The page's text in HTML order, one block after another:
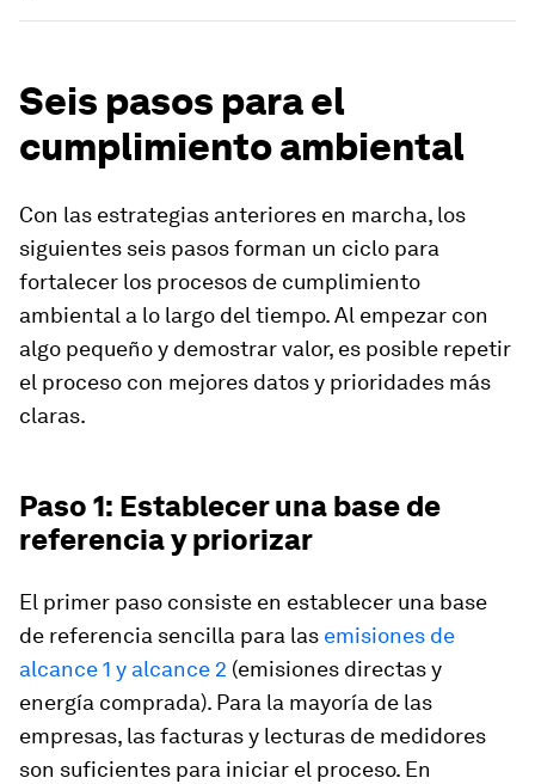
Seis pasos para el
cumplimiento ambiental
Con las estrategias anteriores en marcha, los
siguientes seis pasos forman un ciclo para
fortalecer los procesos de cumplimiento
ambiental a lo largo del tiempo. Al empezar con
algo pequeño y demostrar valor, es posible repetir
el proceso con mejores datos y prioridades más
claras.
Paso 1: Establecer una base de
referencia y priorizar
El primer paso consiste en establecer una base
de referencia sencilla para las emisiones de
alcance 1 y alcance 2 (emisiones directas y
energía comprada). Para la mayoría de las
empresas, las facturas y lecturas de medidores
son suficientes para iniciar el proceso. En